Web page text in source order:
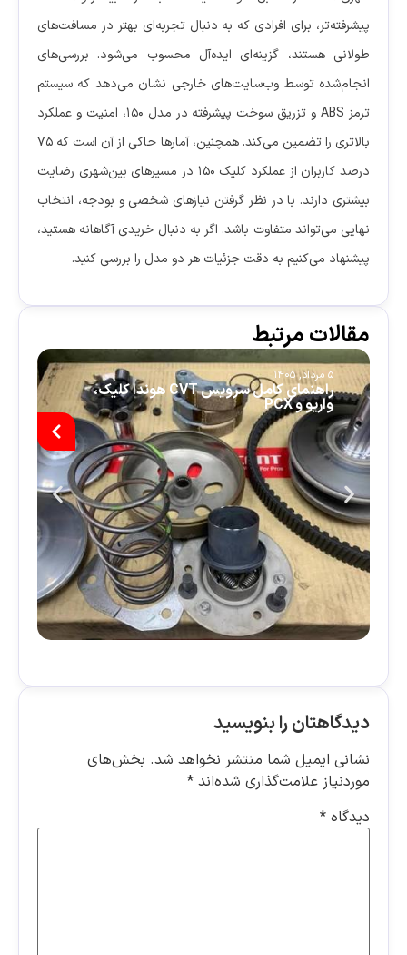
پیشرفته‌تر، برای افرادی که به دنبال تجربه‌ای بهتر در مسافت‌های
طولانی هستند، گزینه‌ای ایده‌آل محسوب می‌شود. بررسی‌های
انجام‌شده توسط وب‌سایت‌های خارجی نشان می‌دهد که سیستم
ترمز ABS و تزریق سوخت پیشرفته در مدل ۱۵۰، امنیت و عملکرد
بالاتری را تضمین می‌کند. همچنین، آمارها حاکی از آن است که ۷۵
درصد کاربران از عملکرد کلیک ۱۵۰ در مسیرهای بین‌شهری رضایت
بیشتری دارند. با در نظر گرفتن نیازهای شخصی و بودجه، انتخاب
نهایی می‌تواند متفاوت باشد. اگر به دنبال خریدی آگاهانه هستید،
پیشنهاد می‌کنیم به دقت جزئیات هر دو مدل را بررسی کنید.
مقالات مرتبط
5 مرداد, 1405
راهنمای کامل سرویس CVT هوندا کلیک،
واریو و PCX
دیدگاهتان را بنویسید
نشانی ایمیل شما منتشر نخواهد شد. بخش‌های
موردنیاز علامت‌گذاری شده‌اند *
دیدگاه *